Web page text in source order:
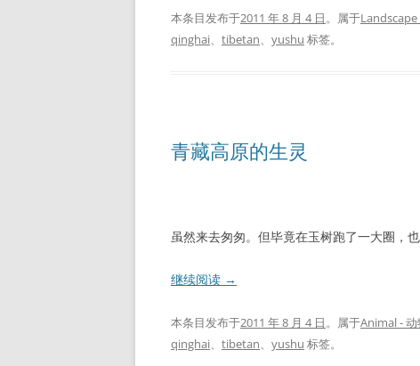
本条目发布于2011 年 8 月 4 日。属于Landscape
qinghai、 tibetan、 yushu 标签。
青藏高原的生灵
虽然来去匆匆。但毕竟在玉树跑了一大圈，
继续阅读 →
本条目发布于2011 年 8 月 4 日。属于Animal - 动
qinghai、 tibetan、 yushu 标签。